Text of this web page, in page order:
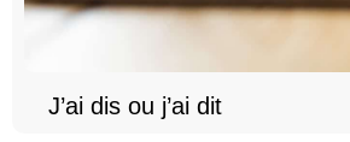
J’ai dis ou j’ai dit